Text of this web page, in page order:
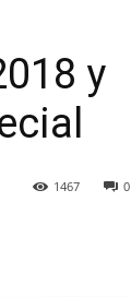
y
0
1467